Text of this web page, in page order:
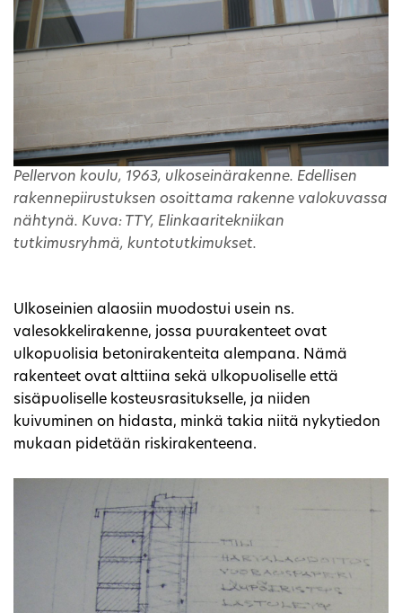
Pellervon koulu, 1963, ulkoseinärakenne. Edellisen
rakennepiirustuksen osoittama rakenne valokuvassa
nähtynä. Kuva: TTY, Elinkaaritekniikan
tutkimusryhmä, kuntotutkimukset.
Ulkoseinien alaosiin muodostui usein ns.
valesokkelirakenne, jossa puurakenteet ovat
ulkopuolisia betonirakenteita alempana. Nämä
rakenteet ovat alttiina sekä ulkopuoliselle että
sisäpuoliselle kosteusrasitukselle, ja niiden
kuivuminen on hidasta, minkä takia niitä nykytiedon
mukaan pidetään riskirakenteena.